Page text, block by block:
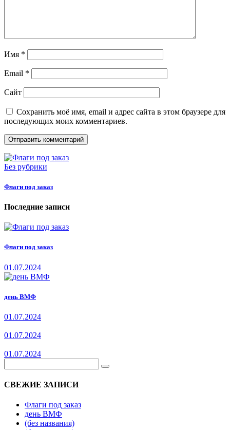
Имя *
Email *
Сайт
Сохранить моё имя, email и адрес сайта в этом браузере для
последующих моих комментариев.
Без рубрики
Флаги под заказ
Последние записи
Флаги под заказ
01.07.2024
день ВМФ
01.07.2024
01.07.2024
01.07.2024
СВЕЖИЕ ЗАПИСИ
Флаги под заказ
день ВМФ
(без названия)